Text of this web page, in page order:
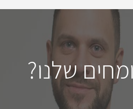
שלנו?